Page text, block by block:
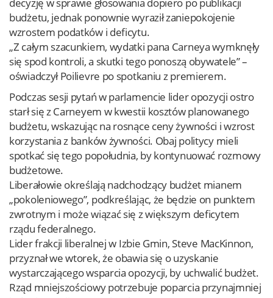
budżetu, jednak ponownie wyraził zaniepokojenie
wzrostem podatków i deficytu.
„Z całym szacunkiem, wydatki pana Carneya wymknęły
się spod kontroli, a skutki tego ponoszą obywatele” –
oświadczył Poilievre po spotkaniu z premierem.
Podczas sesji pytań w parlamencie lider opozycji ostro
starł się z Carneyem w kwestii kosztów planowanego
budżetu, wskazując na rosnące ceny żywności i wzrost
korzystania z banków żywności. Obaj politycy mieli
spotkać się tego popołudnia, by kontynuować rozmowy
budżetowe.
Liberałowie określają nadchodzący budżet mianem
„pokoleniowego”, podkreślając, że będzie on punktem
zwrotnym i może wiązać się z większym deficytem
rządu federalnego.
Lider frakcji liberalnej w Izbie Gmin, Steve MacKinnon,
przyznał we wtorek, że obawia się o uzyskanie
wystarczającego wsparcia opozycji, by uchwalić budżet.
Rząd mniejszościowy potrzebuje poparcia przynajmniej